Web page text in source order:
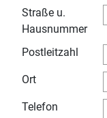
Straße u.
Hausnummer
Postleitzahl
Ort
Telefon